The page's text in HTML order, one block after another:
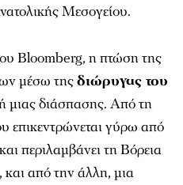
Μεσογείου.
Bloomberg, η πτώση της
μέσω τηςδιώρυγας του
μιας διάσπασης. Από τη
επικεντρώνεται γύρω από
περιλαμβάνει τη Βόρεια
από την άλλη, μια